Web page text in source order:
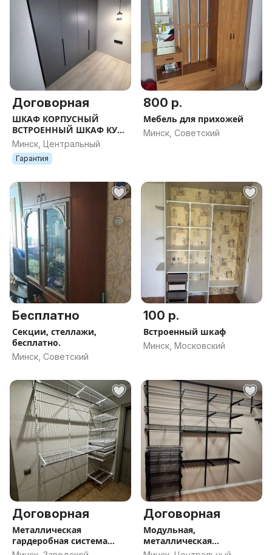
Договорная
ШКАФ КОРПУСНЫЙ
ВСТРОЕННЫЙ ШКАФ КУПЕ
ИГОТОВЛЕНИЕ НА ЗАКАЗ
НЕДОРОГО
Минск, Центральный
Гарантия
800 р.
Мебель для прихожей
Минск, Советский
Бесплатно
Секции, стеллажи,
бесплатно.
Минск, Советский
100 р.
Встроенный шкаф
Минск, Московский
Договорная
Металлическая
гардеробная система
хранения Титан-ГС, по
Договорная
Модульная,
металлическая
гардеробная система по